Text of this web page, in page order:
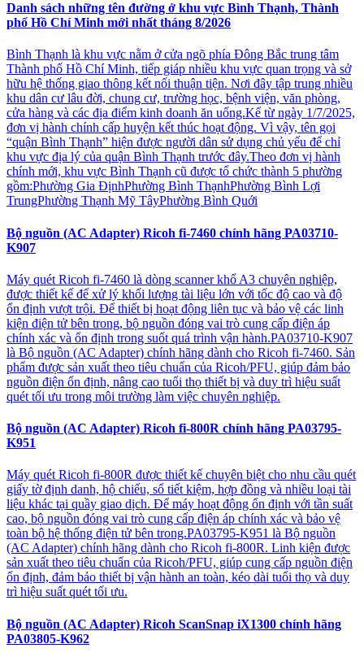
Danh sách những tên đường ở khu vực Bình Thạnh, Thành
phố Hồ Chí Minh mới nhất tháng 8/2026
Bình Thạnh là khu vực nằm ở cửa ngõ phía Đông Bắc trung tâm
Thành phố Hồ Chí Minh, tiếp giáp nhiều khu vực quan trọng và sở
hữu hệ thống giao thông kết nối thuận tiện. Nơi đây tập trung nhiều
khu dân cư lâu đời, chung cư, trường học, bệnh viện, văn phòng,
cửa hàng và các địa điểm kinh doanh ăn uống.Kể từ ngày 1/7/2025,
đơn vị hành chính cấp huyện kết thúc hoạt động. Vì vậy, tên gọi
“quận Bình Thạnh” hiện được người dân sử dụng chủ yếu để chỉ
khu vực địa lý của quận Bình Thạnh trước đây.Theo đơn vị hành
chính mới, khu vực Bình Thạnh cũ được tổ chức thành 5 phường
gồm:Phường Gia ĐịnhPhường Bình ThạnhPhường Bình Lợi
TrungPhường Thạnh Mỹ TâyPhường Bình Quới
Bộ nguồn (AC Adapter) Ricoh fi-7460 chính hãng PA03710-
K907
Máy quét Ricoh fi-7460 là dòng scanner khổ A3 chuyên nghiệp,
được thiết kế để xử lý khối lượng tài liệu lớn với tốc độ cao và độ
ổn định vượt trội. Để thiết bị hoạt động liên tục và bảo vệ các linh
kiện điện tử bên trong, bộ nguồn đóng vai trò cung cấp điện áp
chính xác và ổn định trong suốt quá trình vận hành.PA03710-K907
là Bộ nguồn (AC Adapter) chính hãng dành cho Ricoh fi-7460. Sản
phẩm được sản xuất theo tiêu chuẩn của Ricoh/PFU, giúp đảm bảo
nguồn điện ổn định, nâng cao tuổi thọ thiết bị và duy trì hiệu suất
quét tối ưu trong môi trường làm việc chuyên nghiệp.
Bộ nguồn (AC Adapter) Ricoh fi-800R chính hãng PA03795-
K951
Máy quét Ricoh fi-800R được thiết kế chuyên biệt cho nhu cầu quét
giấy tờ định danh, hộ chiếu, sổ tiết kiệm, hợp đồng và nhiều loại tài
liệu khác tại quầy giao dịch. Để máy hoạt động ổn định với tần suất
cao, bộ nguồn đóng vai trò cung cấp điện áp chính xác và bảo vệ
toàn bộ hệ thống điện tử bên trong.PA03795-K951 là Bộ nguồn
(AC Adapter) chính hãng dành cho Ricoh fi-800R. Linh kiện được
sản xuất theo tiêu chuẩn của Ricoh/PFU, giúp cung cấp nguồn điện
ổn định, đảm bảo thiết bị vận hành an toàn, kéo dài tuổi thọ và duy
trì hiệu suất quét tối ưu.
Bộ nguồn (AC Adapter) Ricoh ScanSnap iX1300 chính hãng
PA03805-K962